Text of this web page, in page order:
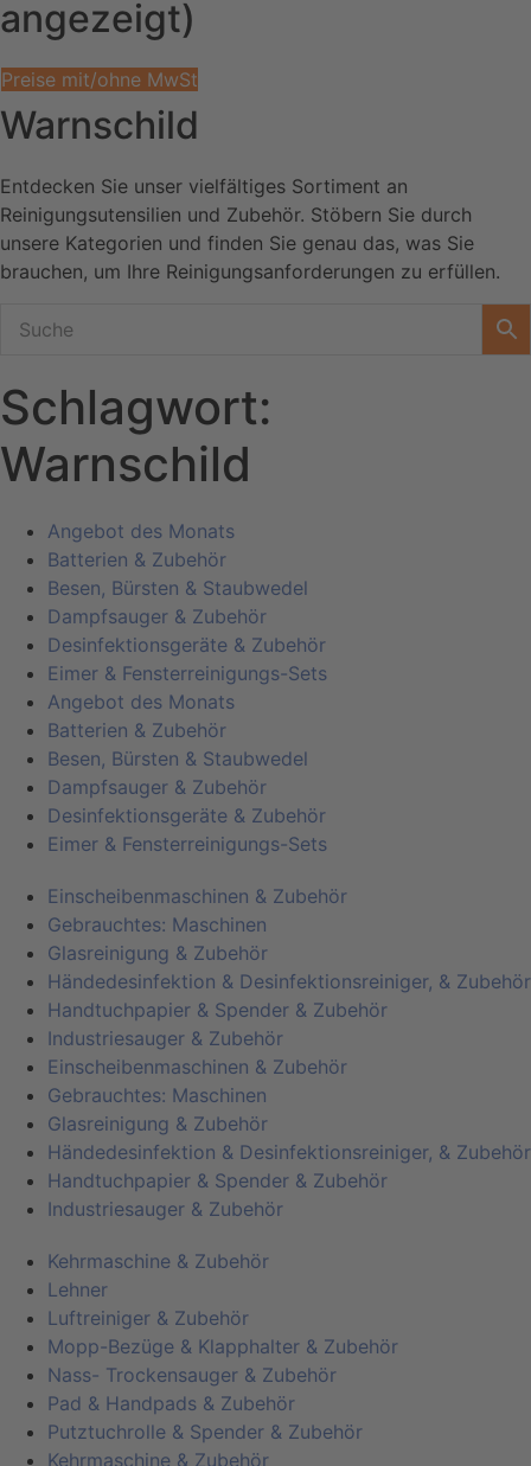
angezeigt)
Preise mit/ohne MwSt
Warnschild
Entdecken Sie unser vielfältiges Sortiment an
Reinigungsutensilien und Zubehör. Stöbern Sie durch
unsere Kategorien und finden Sie genau das, was Sie
brauchen, um Ihre Reinigungsanforderungen zu erfüllen.
Schlagwort:
Warnschild
Angebot des Monats
Batterien & Zubehör
Besen, Bürsten & Staubwedel
Dampfsauger & Zubehör
Desinfektionsgeräte & Zubehör
Eimer & Fensterreinigungs-Sets
Angebot des Monats
Batterien & Zubehör
Besen, Bürsten & Staubwedel
Dampfsauger & Zubehör
Desinfektionsgeräte & Zubehör
Eimer & Fensterreinigungs-Sets
Einscheibenmaschinen & Zubehör
Gebrauchtes: Maschinen
Glasreinigung & Zubehör
Händedesinfektion & Desinfektionsreiniger, & Zubehör
Handtuchpapier & Spender & Zubehör
Industriesauger & Zubehör
Einscheibenmaschinen & Zubehör
Gebrauchtes: Maschinen
Glasreinigung & Zubehör
Händedesinfektion & Desinfektionsreiniger, & Zubehör
Handtuchpapier & Spender & Zubehör
Industriesauger & Zubehör
Kehrmaschine & Zubehör
Lehner
Luftreiniger & Zubehör
Mopp-Bezüge & Klapphalter & Zubehör
Nass- Trockensauger & Zubehör
Pad & Handpads & Zubehör
Putztuchrolle & Spender & Zubehör
Kehrmaschine & Zubehör